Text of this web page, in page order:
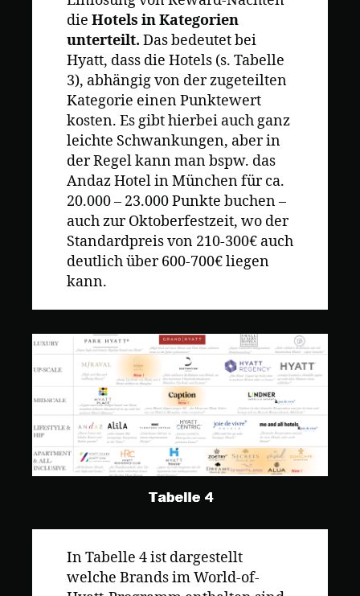
die Hotels in Kategorien
unterteilt. Das bedeutet bei
Hyatt, dass die Hotels (s. Tabelle
3), abhängig von der zugeteilten
Kategorie einen Punktewert
kosten. Es gibt hierbei auch ganz
leichte Schwankungen, aber in
der Regel kann man bspw. das
Andaz Hotel in München für ca.
20.000 – 23.000 Punkte buchen –
auch zur Oktoberfestzeit, wo der
Standardpreis von 210-300€ auch
deutlich über 600-700€ liegen
kann.
In Tabelle 4 ist dargestellt
welche Brands im World-of-